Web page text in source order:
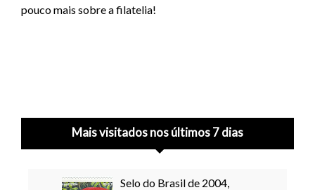
pouco mais sobre a filatelia!
Mais visitados nos últimos 7 dias
Selo do Brasil de 2004,